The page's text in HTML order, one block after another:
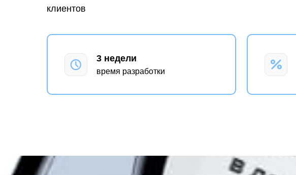
клиентов
3 недели
время разработки